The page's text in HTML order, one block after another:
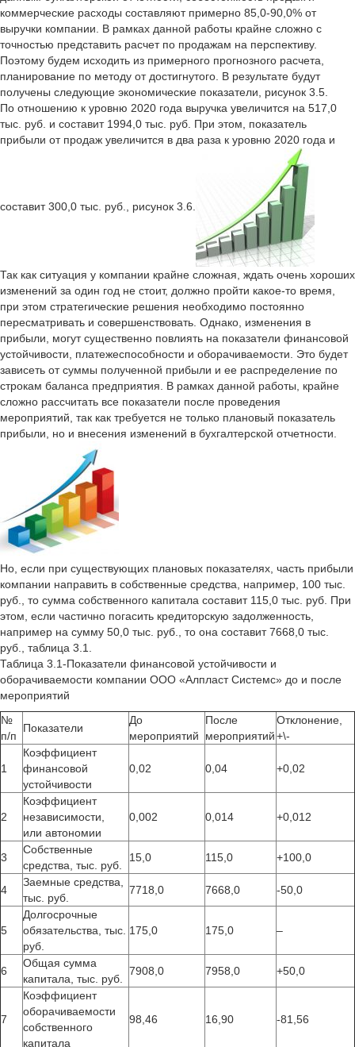
коммерческие расходы составляют примерно 85,0-90,0% от
выручки компании. В рамках данной работы крайне сложно с
точностью представить расчет по продажам на перспективу.
Поэтому будем исходить из примерного прогнозного расчета,
планирование по методу от достигнутого. В результате будут
получены следующие экономические показатели, рисунок 3.5.
По отношению к уровню 2020 года выручка увеличится на 517,0
тыс. руб. и составит 1994,0 тыс. руб. При этом, показатель
прибыли от продаж увеличится в два раза к уровню 2020 года и
составит 300,0 тыс. руб., рисунок 3.6.
Так как ситуация у компании крайне сложная, ждать очень хороших
изменений за один год не стоит, должно пройти какое-то время,
при этом стратегические решения необходимо постоянно
пересматривать и совершенствовать. Однако, изменения в
прибыли, могут существенно повлиять на показатели финансовой
устойчивости, платежеспособности и оборачиваемости. Это будет
зависеть от суммы полученной прибыли и ее распределение по
строкам баланса предприятия. В рамках данной работы, крайне
сложно рассчитать все показатели после проведения
мероприятий, так как требуется не только плановый показатель
прибыли, но и внесения изменений в бухгалтерской отчетности.
Но, если при существующих плановых показателях, часть прибыли
компании направить в собственные средства, например, 100 тыс.
руб., то сумма собственного капитала составит 115,0 тыс. руб. При
этом, если частично погасить кредиторскую задолженность,
например на сумму 50,0 тыс. руб., то она составит 7668,0 тыс.
руб., таблица 3.1.
Таблица 3.1-Показатели финансовой устойчивости и
оборачиваемости компании ООО «Алпласт Системс» до и после
мероприятий
№
п/п
Показатели
До
мероприятий
После
мероприятий
Отклонение,
+\-
1
Коэффициент
финансовой
устойчивости
0,02 0,04 +0,02
2
Коэффициент
независимости,
или автономии
0,002 0,014 +0,012
3
Собственные
средства, тыс. руб.
15,0 115,0 +100,0
4
Заемные средства,
тыс. руб.
7718,0 7668,0 -50,0
5
Долгосрочные
обязательства, тыс.
руб.
175,0 175,0 –
6
Общая сумма
капитала, тыс. руб.
7908,0 7958,0 +50,0
7
Коэффициент
оборачиваемости
собственного
капитала
98,46 16,90 -81,56